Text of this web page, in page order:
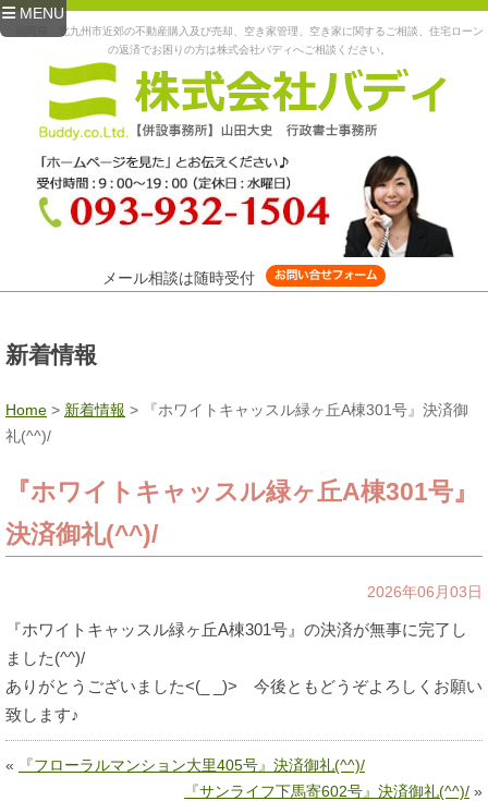
MENU
福岡県、北九州市近郊の不動産購入及び売却、空き家管理、空き家に関するご相談、住宅ローン
の返済でお困りの方は株式会社バディへご相談ください。
メール相談は随時受付
新着情報
Home > 新着情報 >
『ホワイトキャッスル緑ヶ丘A棟301号』決済御
礼(^^)/
『ホワイトキャッスル緑ヶ丘A棟301号』
決済御礼(^^)/
2026年06月03日
『ホワイトキャッスル緑ヶ丘A棟301号』の決済が無事に完了し
ました(^^)/
ありがとうございました<(_ _)> 今後ともどうぞよろしくお願い
致します♪
«
『フローラルマンション大里405号』決済御礼(^^)/
『サンライフ下馬寄602号』決済御礼(^^)/ »